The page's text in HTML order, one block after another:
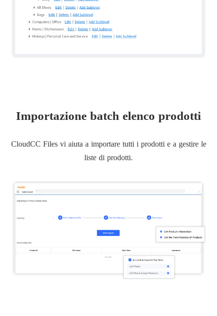
Importazione batch elenco prodotti
CloudCC Files vi aiuta a importare tutti i prodotti e a gestire le
liste di prodotti.